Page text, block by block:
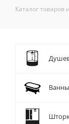
Каталог товаров
Ванны